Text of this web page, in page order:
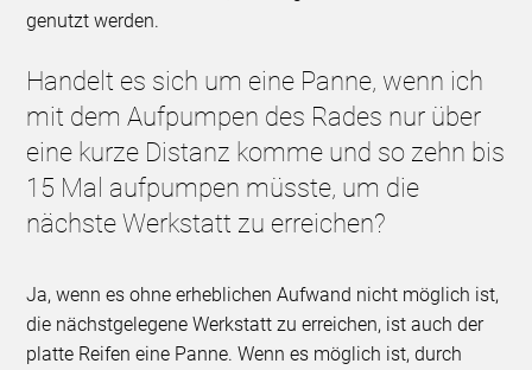
genutzt werden.
Handelt es sich um eine Panne, wenn ich
mit dem Aufpumpen des Rades nur über
eine kurze Distanz komme und so zehn bis
15 Mal aufpumpen müsste, um die
nächste Werkstatt zu erreichen?
Ja, wenn es ohne erheblichen Aufwand nicht möglich ist,
die nächstgelegene Werkstatt zu erreichen, ist auch der
platte Reifen eine Panne. Wenn es möglich ist, durch